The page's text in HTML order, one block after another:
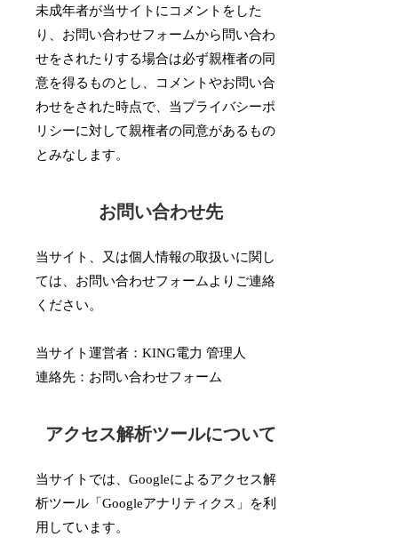
未成年者が当サイトにコメントをした
り、お問い合わせフォームから問い合わ
せをされたりする場合は必ず親権者の同
意を得るものとし、コメントやお問い合
わせをされた時点で、当プライバシーポ
リシーに対して親権者の同意があるもの
とみなします。
お問い合わせ先
当サイト、又は個人情報の取扱いに関し
ては、お問い合わせフォームよりご連絡
ください。
当サイト運営者：KING電力 管理人
連絡先：お問い合わせフォーム
アクセス解析ツールについて
当サイトでは、Googleによるアクセス解
析ツール「Googleアナリティクス」を利
用しています。